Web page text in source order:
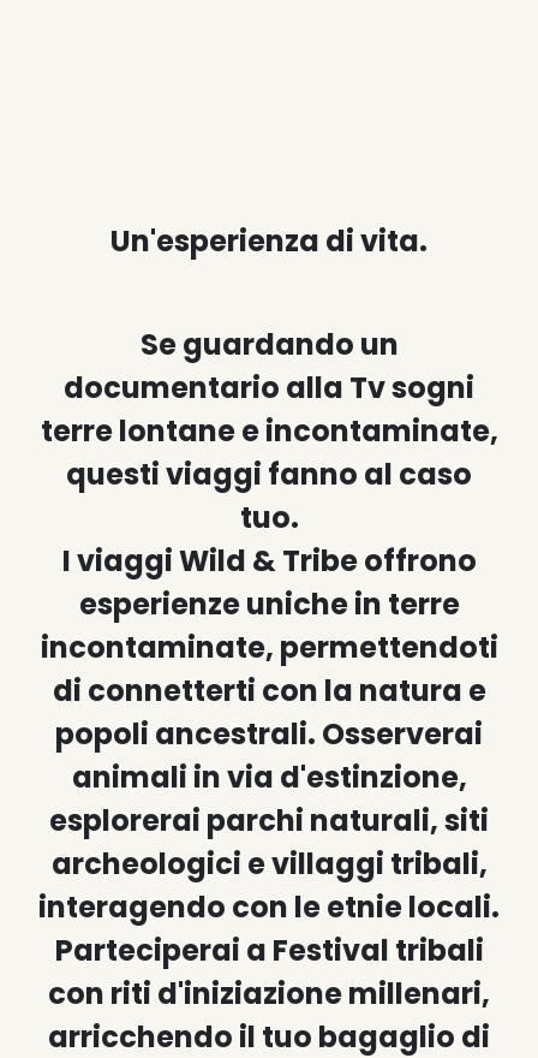
Un'esperienza di vita.
Se guardando un
documentario alla Tv sogni
terre lontane e incontaminate,
questi viaggi fanno al caso
tuo.
I viaggi Wild & Tribe offrono
esperienze uniche in terre
incontaminate, permettendoti
di connetterti con la natura e
popoli ancestrali. Osserverai
animali in via d'estinzione,
esplorerai parchi naturali, siti
archeologici e villaggi tribali,
interagendo con le etnie locali.
Parteciperai a Festival tribali
con riti d'iniziazione millenari,
arricchendo il tuo bagaglio di